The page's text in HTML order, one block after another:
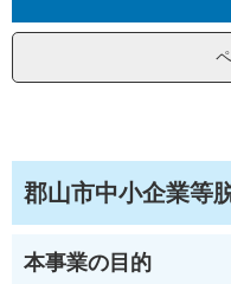
郡山市中小企業等
本事業の目的